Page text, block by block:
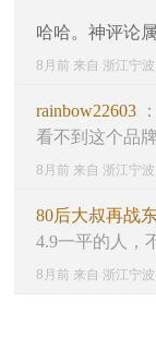
哈哈。神评论
8月前 来自 浙江宁波
rainbow22603
看不到这个品
8月前 来自 浙江宁波
80后大叔再战
4.9一平的人，
8月前 来自 浙江宁波